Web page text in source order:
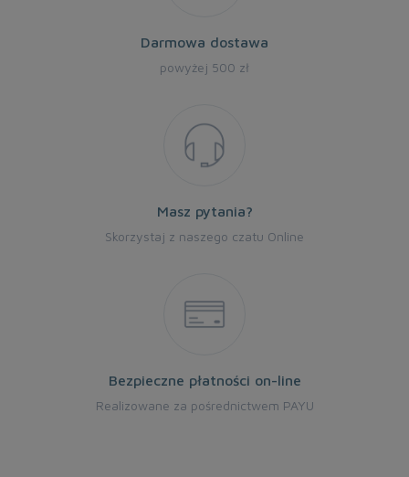
Darmowa dostawa
powyżej 500 zł
Masz pytania?
Skorzystaj z naszego czatu Online
Bezpieczne płatności on-line
Realizowane za pośrednictwem PAYU